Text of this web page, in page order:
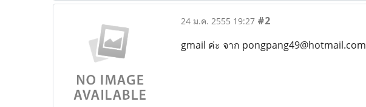
24 ม.ค. 2555 19:27 #2
gmail ค่ะ จาก pongpang49@hotmail.com